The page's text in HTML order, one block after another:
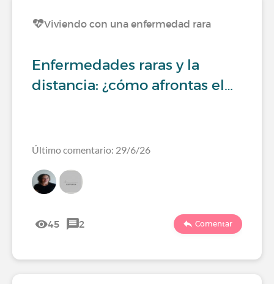
Viviendo con una enfermedad rara
Enfermedades raras y la
distancia: ¿cómo afrontas el…
Último comentario: 29/6/26
45 2 Comentar